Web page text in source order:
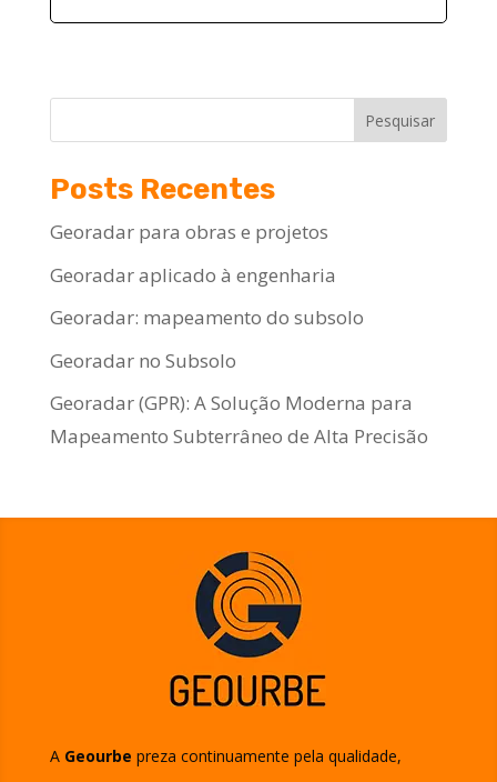
Pesquisar
Posts Recentes
Georadar para obras e projetos
Georadar aplicado à engenharia
Georadar: mapeamento do subsolo
Georadar no Subsolo
Georadar (GPR): A Solução Moderna para
Mapeamento Subterrâneo de Alta Precisão
A Geourbe preza continuamente pela qualidade,